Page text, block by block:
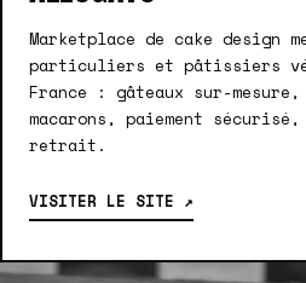
Marketplace de cake design
particuliers et pâtissiers
France : gâteaux sur-mesure,
macarons, paiement
retrait.
VISITER LE SITE ↗